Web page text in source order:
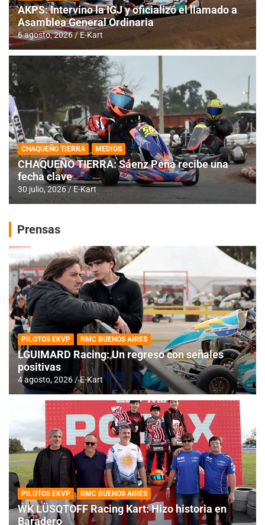
AKPS: Intervino la IGJ y oficializó el llamado a
Asamblea General Ordinaria
6 agosto, 2026 E-Kart
CHAQUEÑO TIERRA MEDIOS
CHAQUEÑO TIERRA: Sáenz Peña recibe una
fecha clave
30 julio, 2026 E-Kart
Prensas
PILOTOS EKVP RMC BUENOS AIRES
LGUIMARD Racing: Un regreso con señales
positivas
4 agosto, 2026 E-Kart
PILOTOS EKVP RMC BUENOS AIRES
WK LÜSQTOFF Racing Kart: Hizo historia en
Baradero